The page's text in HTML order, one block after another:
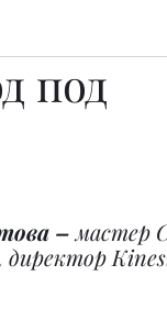
под
– мастер
директор